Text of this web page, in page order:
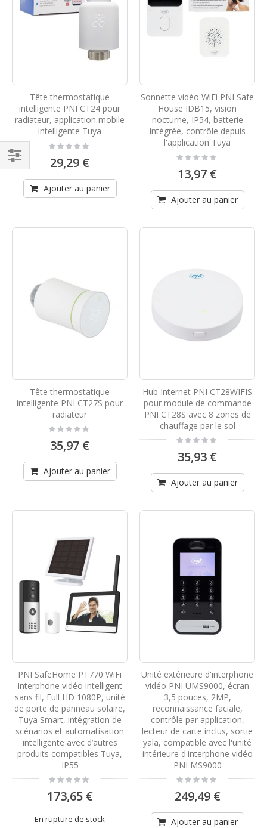
Tête thermostatique
intelligente PNI CT24 pour
radiateur, application mobile
intelligente Tuya
Rating:
0%
29,29 €
Ajouter au panier
Sonnette vidéo WiFi PNI Safe
House IDB15, vision
nocturne, IP54, batterie
intégrée, contrôle depuis
l'application Tuya
Rating:
0%
13,97 €
Ajouter au panier
Tête thermostatique
intelligente PNI CT27S pour
radiateur
Rating:
0%
35,97 €
Ajouter au panier
Hub Internet PNI CT28WIFIS
pour module de commande
PNI CT28S avec 8 zones de
chauffage par le sol
Rating:
0%
35,93 €
Ajouter au panier
PNI SafeHome PT770 WiFi
Interphone vidéo intelligent
sans fil, Full HD 1080P, unité
de porte de panneau solaire,
Tuya Smart, intégration de
scénarios et automatisation
intelligente avec d’autres
produits compatibles Tuya,
IP55
Rating:
0%
173,65 €
En rupture de stock
Unité extérieure d'interphone
vidéo PNI UMS9000, écran
3,5 pouces, 2MP,
reconnaissance faciale,
contrôle par application,
lecteur de carte inclus, sortie
yala, compatible avec l'unité
intérieure d'interphone vidéo
PNI MS9000
Rating:
0%
249,49 €
Ajouter au panier
Filtrer